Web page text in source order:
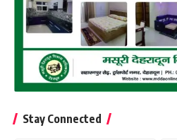
Stay Connected